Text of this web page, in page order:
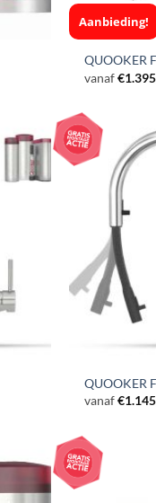
Aanbieding!
QUOOKER
vanaf€
QUOOKER
vanaf€